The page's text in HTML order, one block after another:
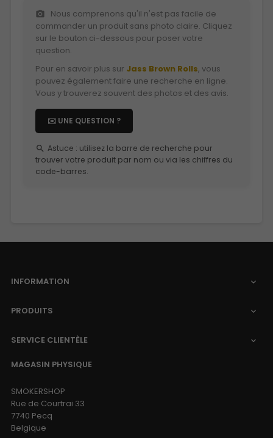
photo_camera
Nous comprenons qu'il n'est pas facile de
commander un produit sans photo claire. Cliquez
sur le bouton ci-dessous pour poser votre
question.
Pour en savoir plus sur Jass Brown Rolls, vous
pouvez également faire une recherche en ligne.
Vous y trouverez souvent des photos et des avis.
✉️ UNE QUESTION ?
search Astuce : utilisez la barre de recherche pour
trouver votre produit par nom ou via les chiffres du
code-barres.
INFORMATION 
PRODUITS 
SERVICE CLIENTÈLE 
MAGASIN PHYSIQUE
SMOKERSHOP
Rue de Courtrai 33
7740 Pecq
Belgique